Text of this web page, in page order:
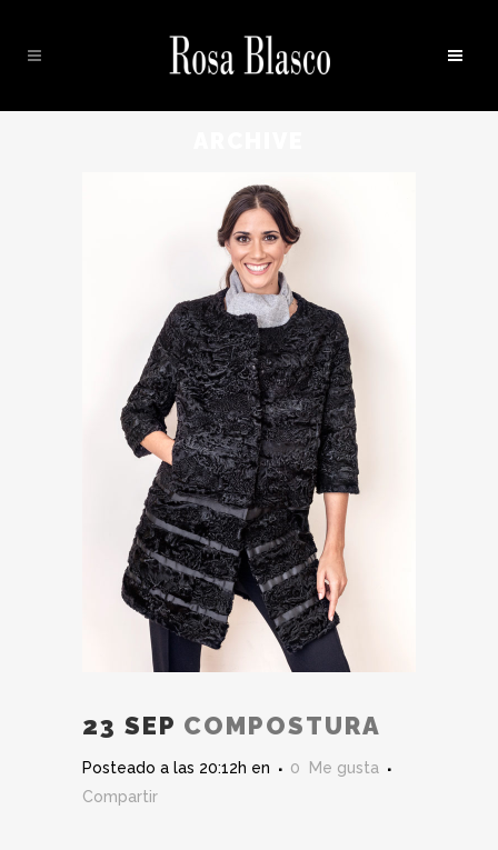
23 SEP COMPOSTURA
Posteado a las 20:12h en 0
Me gusta
Compartir